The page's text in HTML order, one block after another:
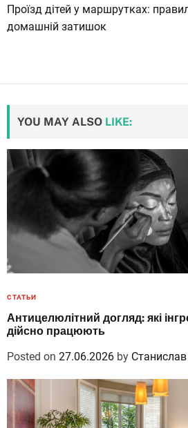
Проїзд дітей у маршрутках:
домашній затишок
YOU MAY ALSO LIKE:
СТАТЬИ
Антицелюлітний догляд: які
дійсно працюють
Posted on 27.06.2026 by Станислав